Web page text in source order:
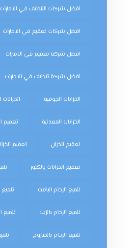
افضل شركات التنظيف في الامارات
افضل شركات تعقيم في الامارات
افضل شركة تعقيم في الامارات
افضل شركة تنظيف في الامارات
الخزانات الجوفية
الخزانات المعدنية تعقيم
تعقيم الخزان تعقيم
تعقيم الخزانات بالكلور
تلميع الرخام الباهت
تلميع الرخام بالزيت تلميع
تلميع الرخام بالصاروخ